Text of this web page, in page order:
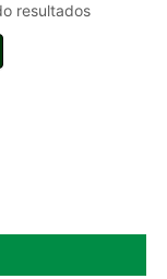
resultados